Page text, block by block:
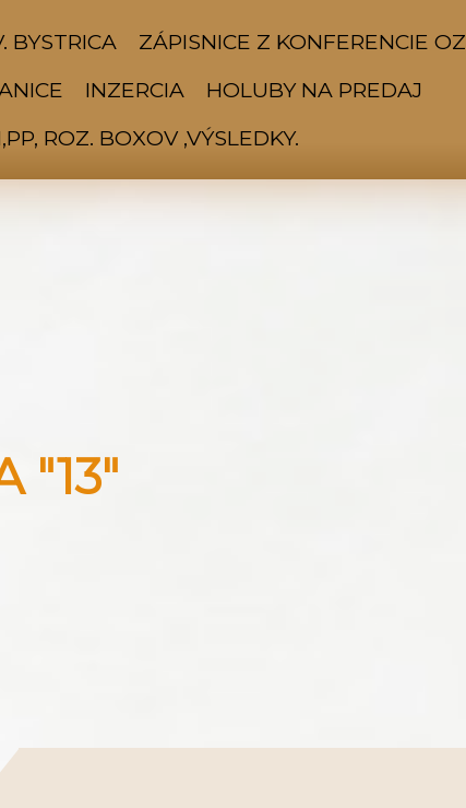
BYSTRICA
ZÁPISNICE Z KONFERENCIE OZ
INZERCIA
HOLUBY NA PREDAJ
ROZ. BOXOV ,VÝSLEDKY.
"13"